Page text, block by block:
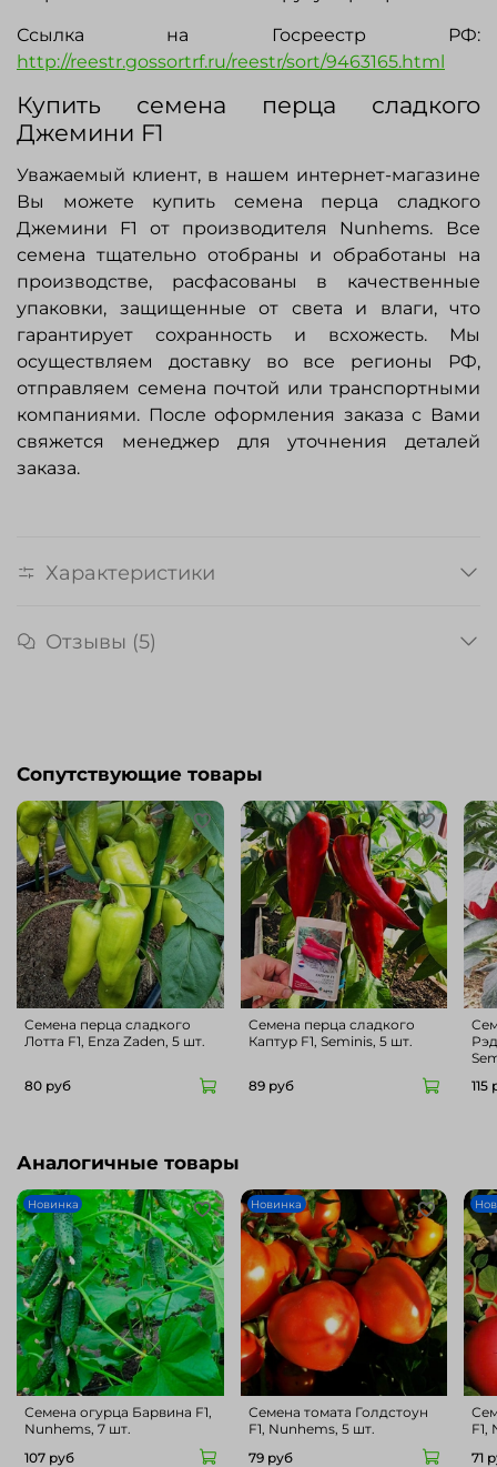
Ссылка на Госреестр РФ:
http://reestr.gossortrf.ru/reestr/sort/9463165.html
Купить семена перца сладкого
Джемини F1
Уважаемый клиент, в нашем интернет-магазине
Вы можете купить семена перца сладкого
Джемини F1 от производителя Nunhems. Все
семена тщательно отобраны и обработаны на
производстве, расфасованы в качественные
упаковки, защищенные от света и влаги, что
гарантирует сохранность и всхожесть. Мы
осуществляем доставку во все регионы РФ,
отправляем семена почтой или транспортными
компаниями. После оформления заказа с Вами
свяжется менеджер для уточнения деталей
заказа.
Характеристики
Отзывы (5)
Сопутствующие товары
Cемена перца сладкого
Лотта F1, Enza Zaden, 5 шт.
80 руб
Cемена перца сладкого
Каптур F1, Seminis, 5 шт.
89 руб 115
Аналогичные товары
Новинка
Семена огурца Барвина F1,
Nunhems, 7 шт.
107 руб
Новинка
Семена томата Голдстоун
F1, Nunhems, 5 шт.
79 руб
F1,
71